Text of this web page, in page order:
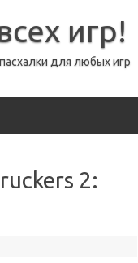
игр!
для любых игр
2: